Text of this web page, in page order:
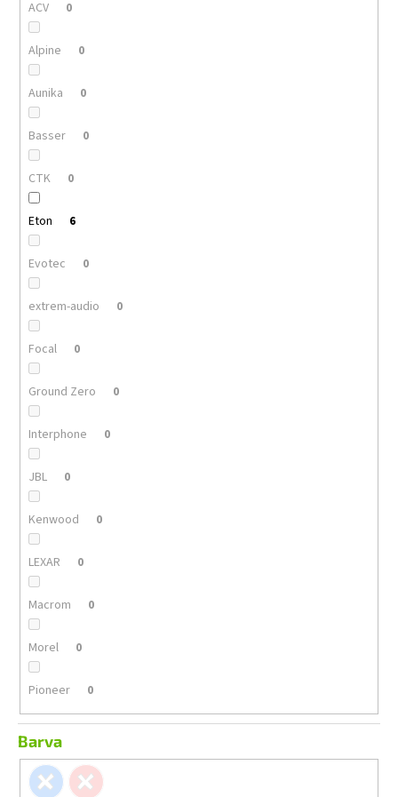
ACV 0
Alpine 0
Aunika 0
Basser 0
CTK 0
Eton 6
Evotec 0
extrem-audio 0
Focal 0
Ground Zero 0
Interphone 0
JBL 0
Kenwood 0
LEXAR 0
Macrom 0
Morel 0
Pioneer 0
Barva